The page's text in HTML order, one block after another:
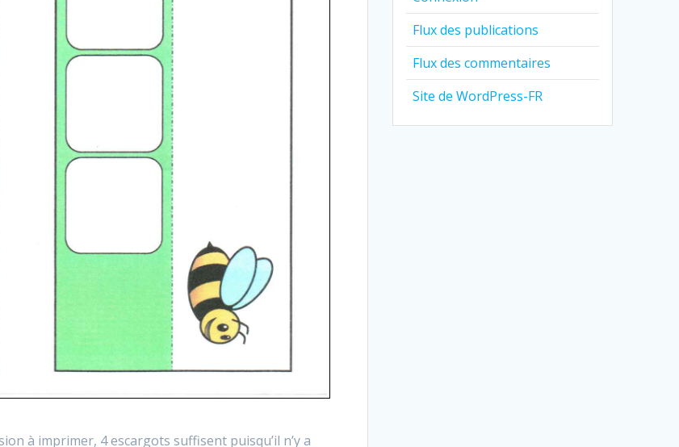
à imprimer, 4 escargots suffisent puisqu’il n’y a
Flux des publications
Flux des commentaires
Site de WordPress-FR